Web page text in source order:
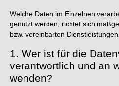
Welche Daten im Einzelnen
genutzt werden, richtet sich
bzw. vereinbarten Dienstleistungen.
1. Wer ist für die
verantwortlich und an
wenden?